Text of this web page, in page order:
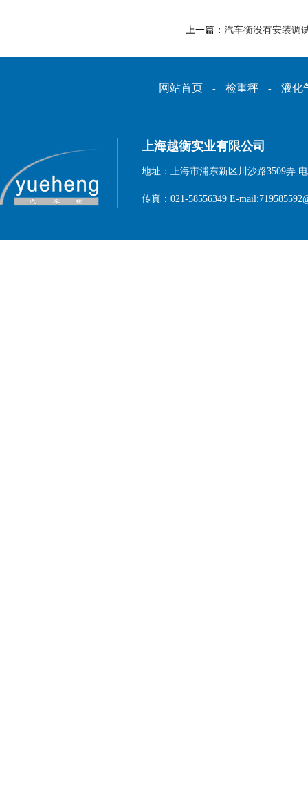
上一篇： 汽车衡没有安装调
网站首页 - 检重秤 - 液化
上海越衡实业有限公司
地址：上海市浦东新区川沙路3509弄 电
传真：021-58556349 E-